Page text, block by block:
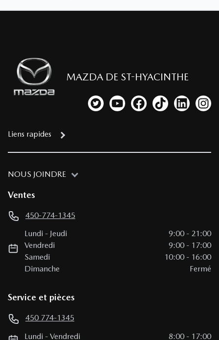
MAZDA DE ST-HYACINTHE
Lien vers notre compte Twitter
Lien vers notre chaîne
Lien vers notre page
Lien vers notre
Lien vers
Lien
Liens rapides
NOUS JOINDRE
Ventes
450-774-1345
Lundi - Jeudi 9:00 - 21:00
Vendredi
9:00 - 17:00
Samedi
10:00 - 16:00
Dimanche
Fermé
Service et pièces
450 774-1345
Lundi -Vendredi 8:00 - 17:00